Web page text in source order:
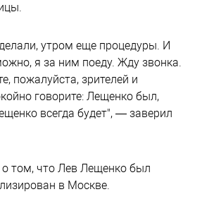
утром еще процедуры. И
я за ним поеду. Жду звонка.
пожалуйста, зрителей и
говорите: Лещенко был,
всегда будет", — заверил
том, что Лев Лещенко был
в Москве.